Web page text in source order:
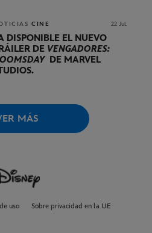
CINE 22 Jul.
DISPONIBLE EL NUEVO
DE VENGADORES:
DE MARVEL
MÁS
uso Sobre privacidad en la UE